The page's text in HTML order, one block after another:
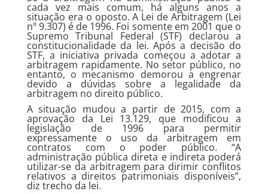
cada vez mais comum, há alguns anos a
situação era o oposto. A Lei de Arbitragem (Lei
nº 9.307) é de 1996. Foi somente em 2001 que o
Supremo Tribunal Federal (STF) declarou a
constitucionalidade da lei. Após a decisão do
STF, a iniciativa privada começou a adotar a
arbitragem rapidamente. No setor público, no
entanto, o mecanismo demorou a engrenar
devido a dúvidas sobre a legalidade da
arbitragem no direito público.
A situação mudou a partir de 2015, com a
aprovação da Lei 13.129, que modificou a
legislação de 1996 para permitir
expressamente o uso da arbitragem em
contratos com o poder público. “A
administração pública direta e indireta poderá
utilizar-se da arbitragem para dirimir conflitos
relativos a direitos patrimoniais disponíveis”,
diz trecho da lei.